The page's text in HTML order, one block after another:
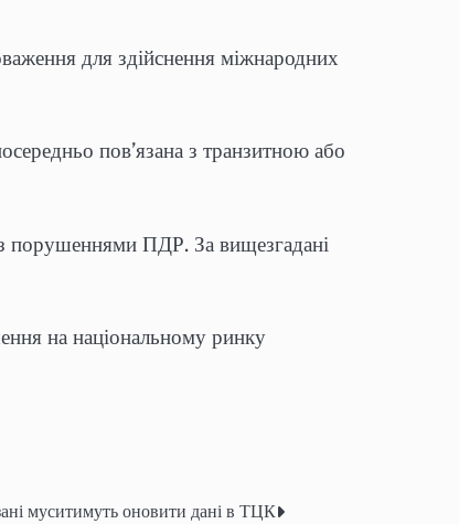
для здійснення міжнародних
пов’язана з транзитною або
порушеннями ПДР. За вищезгадані
на національному ринку
муситимуть оновити дані в ТЦК